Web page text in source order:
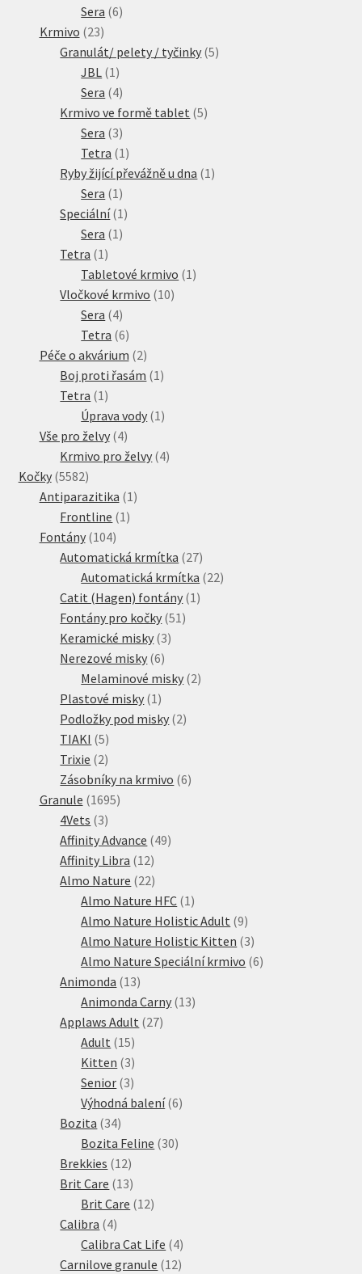
Sera 66
Krmivo 2323
produktů
Granulát/ pelety / tyčinky 55
JBL 1 1
produkt
Sera 44
produkty
Krmivo ve formě tablet 55
Sera 33
produkty
Tetra 1 1
produkt
Ryby žijící převážně u dna 1 1
Sera 1 1
produkt
Speciální 1 1
Sera 1 1
Tetra 1 1
produkt
Tabletové krmivo 1 1
Vločkové krmivo 1010
Sera 44
produkty
Tetra 66
produktů
Péče o akvárium 22
produkty
Boj proti řasám 1 1
Tetra 1 1
produkt
Úprava vody 1 1
Vše pro želvy 44
produkty
Krmivo pro želvy 44
Kočky 55825582
produktů
Antiparazitika 1 1
Frontline 1 1
Fontány 104104
produktů
Automatická krmítka 2727
produktů
Automatická krmítka 2222
Catit (Hagen) fontány 1 1
Fontány pro kočky 51 51
Keramické misky 33
Nerezové misky 66
produktů
Melaminové misky 22
Plastové misky 1 1
produkt
Podložky pod misky 22
TIAKI 55
produktů
Trixie 22
produkty
Zásobníky na krmivo 66
Granule 16951695
4Vets 33
produkty
Affinity Advance 4949
Affinity Libra 1212
produktů
Almo Nature 2222
produktů
Almo Nature HFC 1 1
produkt
Almo Nature Holistic Adult 99
produktů
Almo Nature Holistic Kitten 33
produkty
Almo Nature Speciální krmivo 66
Animonda 1313
produktů
Animonda Carny 1313
Applaws Adult 2727
Adult 1515
produktů
Kitten 33
produkty
Senior 33
produkty
Výhodná balení 66
Bozita 3434
produktů
Bozita Feline 3030
Brekkies 1212
produktů
Brit Care 1313
produktů
Brit Care 1212
Calibra 44
produkty
Calibra Cat Life 44
produkty
Carnilove granule 1212